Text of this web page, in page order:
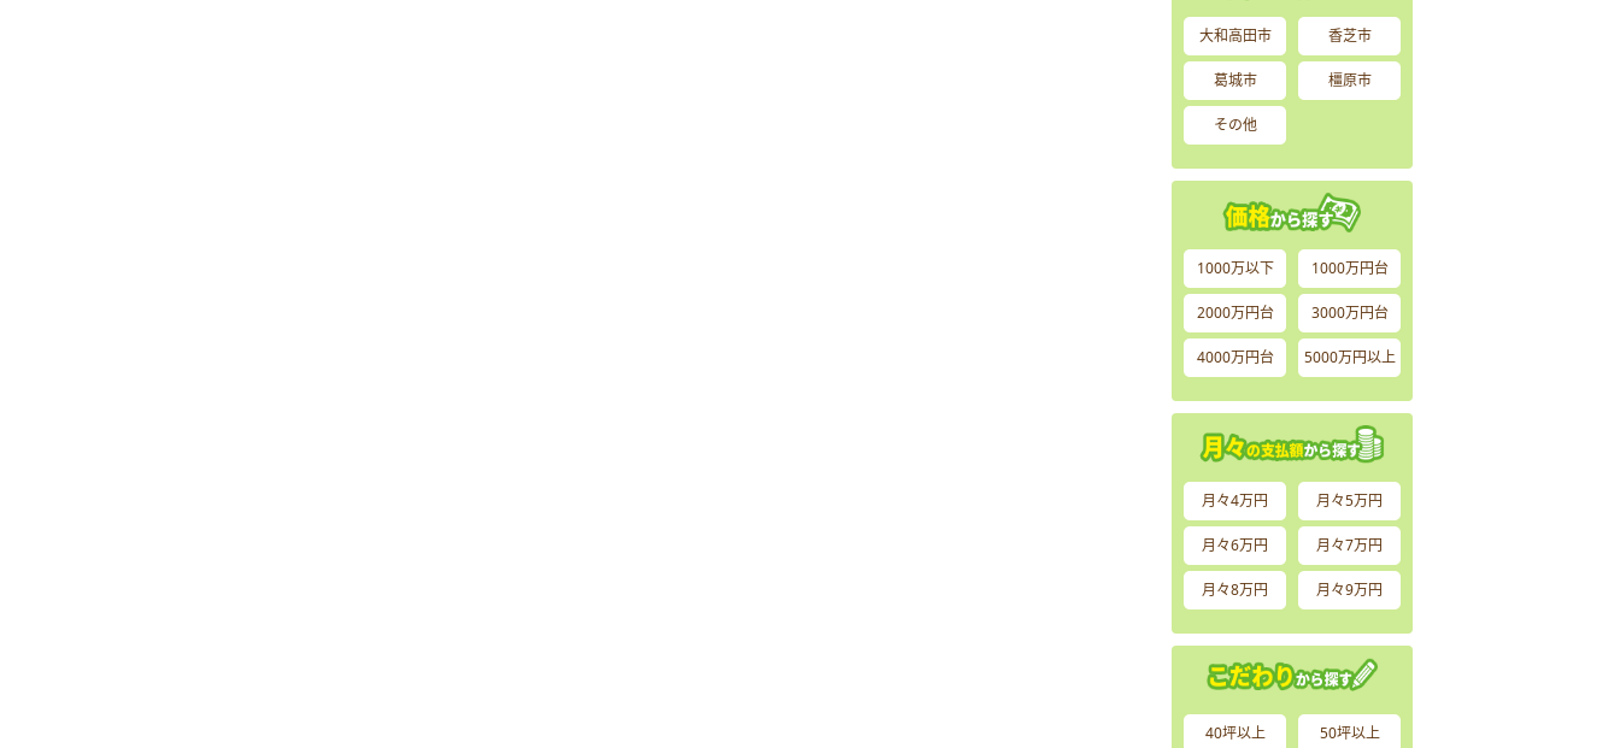
大和高田市 香芝市
葛城市 橿原市
その他
1000万以下 1000万円台
2000万円台 3000万円台
4000万円台 5000万円以上
月々4万円 月々5万円
月々6万円 月々7万円
月々8万円 月々9万円
40坪以上 50坪以上